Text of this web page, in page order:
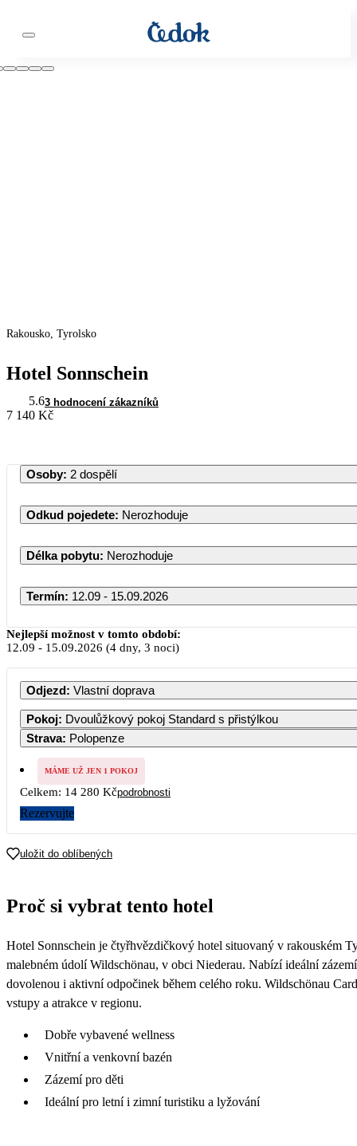
Rakousko, Tyrolsko
Hotel Sonnschein
5.63 hodnocení zákazníků
7 140 Kč
Osoby: 2 dospělí
Odkud pojedete: Nerozhoduje
Délka pobytu: Nerozhoduje
Termín: 12.09 - 15.09.2026
Září 2026
PO ÚT ST ČT PÁ SO
1
8 310
2
8 310
3
8 310
4
8 310
5 6
7 8 9 10 11 12
14 15
21 22 23 24 25 26
Nejlepší možnost v tomto období:
12.09 - 15.09.2026 (4 dny, 3 noci)
Odjezd: Vlastní doprava
Pokoj: Dvoulůžkový pokoj Standard s přistýlkou
Strava: Polopenze
MÁME UŽ JEN 1 POKOJ
Celkem: 14 280 Kčpodrobnosti
Rezervujte
uložit do oblíbených
Proč si vybrat tento hotel
Hotel Sonnschein je čtyřhvězdičkový hotel situovaný v rakouském
malebném údolí Wildschönau, v obci Niederau. Nabízí ideální
dovolenou i aktivní odpočinek během celého roku. Wildschönau
vstupy a atrakce v regionu.
Dobře vybavené wellness
Vnitřní a venkovní bazén
Zázemí pro děti
Ideální pro letní i zimní turistiku a lyžování